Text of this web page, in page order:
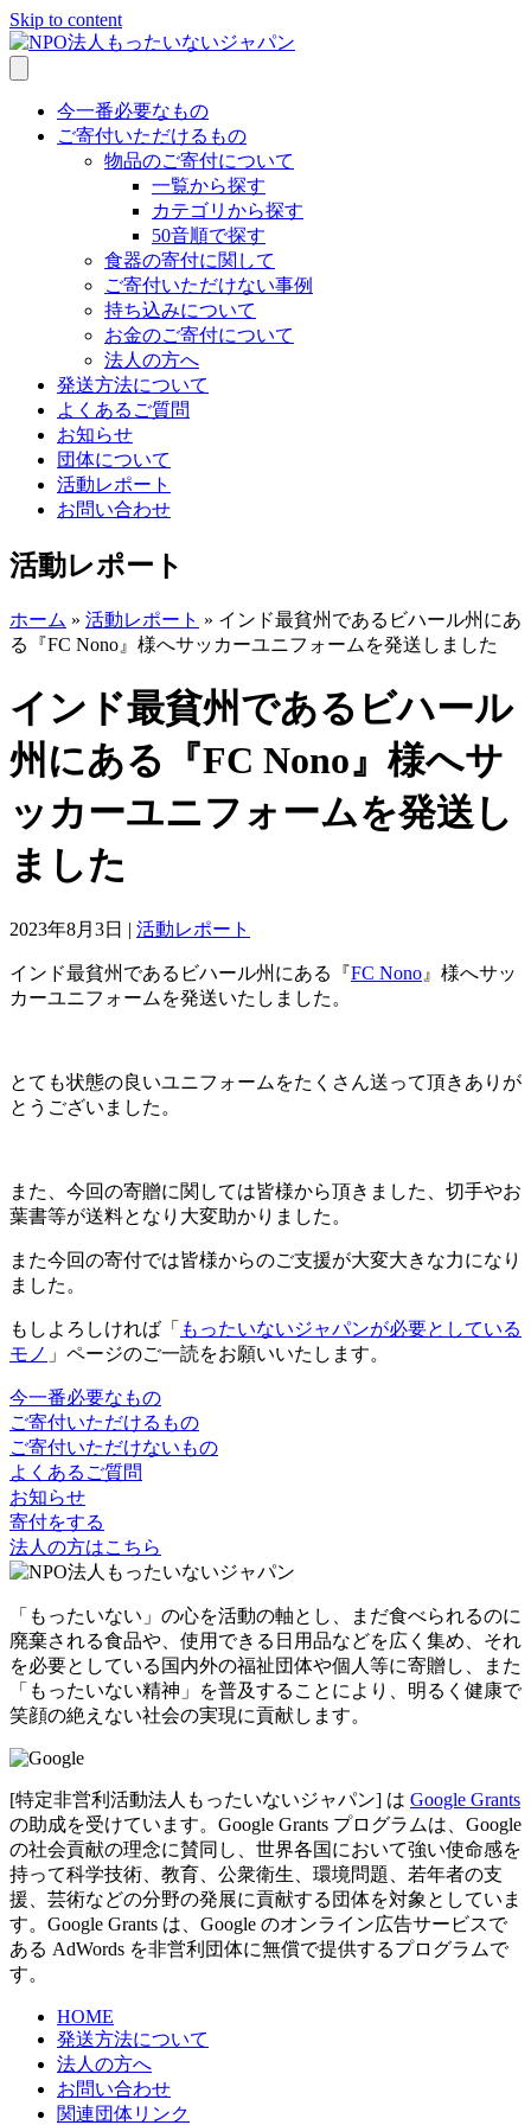
Skip to content
今一番必要なもの
ご寄付いただけるもの
物品のご寄付について
一覧から探す
カテゴリから探す
50音順で探す
食器の寄付に関して
ご寄付いただけない事例
持ち込みについて
お金のご寄付について
法人の方へ
発送方法について
よくあるご質問
お知らせ
団体について
活動レポート
お問い合わせ
活動レポート
ホーム » 活動レポート » インド最貧州であるビハール州にあ
る『FC Nono』様へサッカーユニフォームを発送しました
インド最貧州であるビハール
州にある『FC Nono』様へサ
ッカーユニフォームを発送し
ました
2023年8月3日 | 活動レポート
インド最貧州であるビハール州にある『FC Nono 』様へサッ
カーユニフォームを発送いたしました。
とても状態の良いユニフォームをたくさん送って頂きありが
とうございました。
また、今回の寄贈に関しては皆様から頂きました、切手やお
葉書等が送料となり大変助かりました。
また今回の寄付では皆様からのご支援が大変大きな力になり
ました。
もしよろしければ「 もったいないジャパンが必要としている
モノ 」ページのご一読をお願いいたします。
今一番必要なもの
ご寄付いただけるもの
ご寄付いただけないもの
よくあるご質問
お知らせ
寄付をする
法人の方はこちら
「もったいない」の心を活動の軸とし、まだ食べられるのに
廃棄される食品や、使用できる日用品などを広く集め、それ
を必要としている国内外の福祉団体や個人等に寄贈し、また
「もったいない精神」を普及することにより、明るく健康で
笑顔の絶えない社会の実現に貢献します。
[特定非営利活動法人もったいないジャパン] は Google Grants
の助成を受けています。Google Grants プログラムは、Google
の社会貢献の理念に賛同し、世界各国において強い使命感を
持って科学技術、教育、公衆衛生、環境問題、若年者の支
援、芸術などの分野の発展に貢献する団体を対象としていま
す。Google Grants は、Google のオンライン広告サービスで
ある AdWords を非営利団体に無償で提供するプログラムで
す。
HOME
発送方法について
法人の方へ
お問い合わせ
関連団体リンク